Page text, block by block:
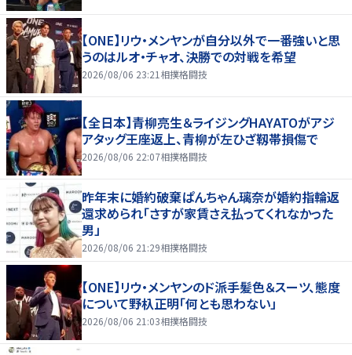
【ONE】リウ・メンヤンが自分以外で一番強いと思
うのはルオ・チャオ、決勝での対戦を希望
2026/08/06 23:21 相撲格闘技
【全日本】青柳亮生＆ライジングHAYATOがアジ
アタッグ王座返上、青柳が左ひざ靱帯損傷で
2026/08/06 22:07相撲格闘技
昨年末に婚約破棄ぱんちゃん璃奈が婚約指輪返
還求められ「さすが家賃さえ払ってくれなかった
男」
2026/08/06 21:29相撲格闘技
【ONE】リウ・メンヤンのド派手髪色＆スーツ、態度
について野杁正明「何とも思わない」
2026/08/06 21:03相撲格闘技